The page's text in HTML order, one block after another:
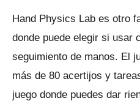
Hand Physics Lab es otro
donde puede elegir si usar
seguimiento de manos. El
más de 80 acertijos y
juego donde puedes dar